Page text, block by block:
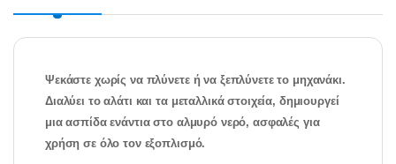
Ψεκάστε χωρίς να πλύνετε ή να ξεπλύνετε το μηχανάκι.
Διαλύει το αλάτι και τα μεταλλικά στοιχεία, δημιουργεί
μια ασπίδα ενάντια στο αλμυρό νερό, ασφαλές για
χρήση σε όλο τον εξοπλισμό.